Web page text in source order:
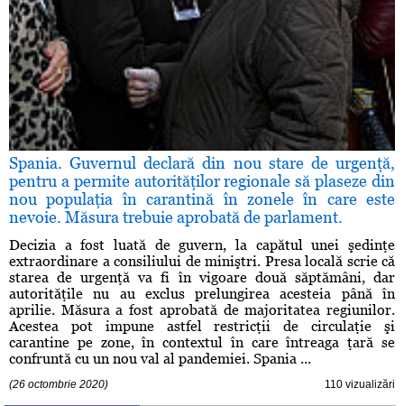
Spania. Guvernul declară din nou stare de urgenţă,
pentru a permite autorităţilor regionale să plaseze din
nou populaţia în carantină în zonele în care este
nevoie. Măsura trebuie aprobată de parlament.
Decizia a fost luată de guvern, la capătul unei şedinţe
extraordinare a consiliului de miniştri. Presa locală scrie că
starea de urgenţă va fi în vigoare două săptămâni, dar
autorităţile nu au exclus prelungirea acesteia până în
aprilie. Măsura a fost aprobată de majoritatea regiunilor.
Acestea pot impune astfel restricţii de circulaţie şi
carantine pe zone, în contextul în care întreaga ţară se
confruntă cu un nou val al pandemiei. Spania ...
(26 octombrie 2020) 110 vizualizări